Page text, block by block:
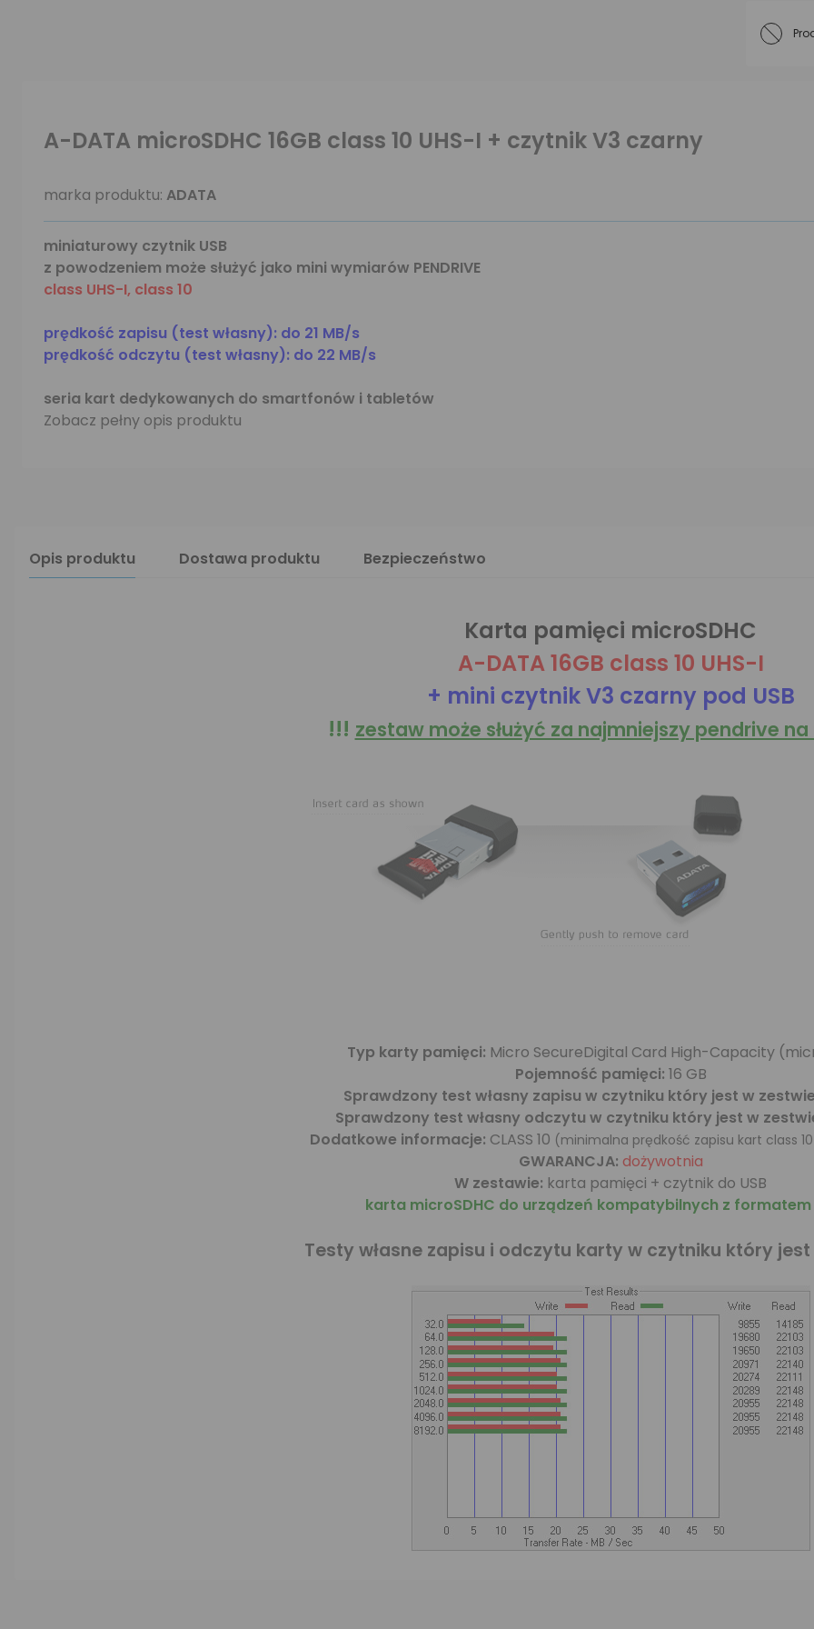
A-DATA microSDHC 16GB class 10 UHS-I + czytnik V3 czarny
marka produktu: ADATA
miniaturowy czytnik USB
z powodzeniem może służyć jako mini wymiarów PENDRIVE
class UHS-I, class 10
prędkość zapisu (test własny): do 21 MB/s
prędkość odczytu (test własny): do 22 MB/s
seria kart dedykowanych do smartfonów i tabletów
Zobacz pełny opis produktu
Opis produktu Dostawa produktu Bezpieczeństwo
Karta pamięci microSDHC
A-DATA 16GB class 10 UHS-I
+ mini czytnik V3 czarny pod USB
!!! zestaw może służyć za najmniejszy pendrive na
Typ karty pamięci: Micro SecureDigital Card High-Capacity
Pojemność pamięci: 16 GB
Sprawdzony test własny zapisu w czytniku który jest w
Sprawdzony test własny odczytu w czytniku który jest w
Dodatkowe informacje: CLASS 10 (minimalna prędkość zapisu kart class 10
GWARANCJA: dożywotnia
W zestawie: karta pamięci + czytnik do USB
karta microSDHC do urządzeń kompatybilnych z formatem
Testy własne zapisu i odczytu karty w czytniku który jest